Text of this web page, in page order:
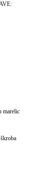
marelic